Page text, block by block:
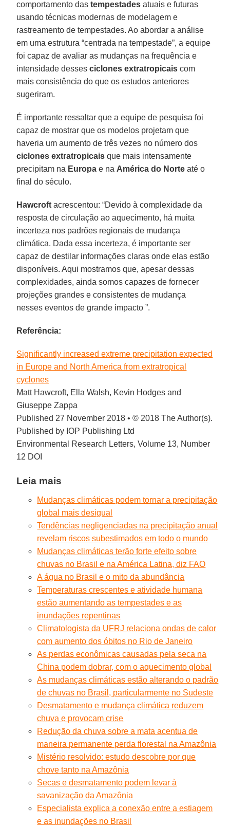
comportamento dastempestades atuais e futuras
usando técnicas modernas de modelagem e
rastreamento de tempestades. Ao abordar a análise
em uma estrutura “centrada na tempestade”, a equipe
foi capaz de avaliar as mudanças na frequência e
intensidade dessesciclones extratropicais com
mais consistência do que os estudos anteriores
sugeriram.
É importante ressaltar que a equipe de pesquisa foi
capaz de mostrar que os modelos projetam que
haveria um aumento de três vezes no número dos
ciclones extratropicais que mais intensamente
precipitam na Europa e na América do Norte até o
final do século.
Hawcroft acrescentou: “Devido à complexidade da
resposta de circulação ao aquecimento, há muita
incerteza nos padrões regionais de mudança
climática. Dada essa incerteza, é importante ser
capaz de destilar informações claras onde elas estão
disponíveis. Aqui mostramos que, apesar dessas
complexidades, ainda somos capazes de fornecer
projeções grandes e consistentes de mudança
nesses eventos de grande impacto ”.
Referência:
Significantly increased extreme precipitation expected
in Europe and North America from extratropical
cyclones
Matt Hawcroft, Ella Walsh, Kevin Hodges and
Giuseppe Zappa
Published 27 November 2018 • © 2018 The Author(s).
Published by IOP Publishing Ltd
Environmental Research Letters, Volume 13, Number
12 DOI
Leia mais
Mudanças climáticas podem tornar a precipitação
global mais desigual
Tendências negligenciadas na precipitação anual
revelam riscos subestimados em todo o mundo
Mudanças climáticas terão forte efeito sobre
chuvas no Brasil e na América Latina, diz FAO
A água no Brasil e o mito da abundância
Temperaturas crescentes e atividade humana
estão aumentando as tempestades e as
inundações repentinas
Climatologista da UFRJ relaciona ondas de calor
com aumento dos óbitos no Rio de Janeiro
As perdas econômicas causadas pela seca na
China podem dobrar, com o aquecimento global
As mudanças climáticas estão alterando o padrão
de chuvas no Brasil, particularmente no Sudeste
Desmatamento e mudança climática reduzem
chuva e provocam crise
Redução da chuva sobre a mata acentua de
maneira permanente perda florestal na Amazônia
Mistério resolvido: estudo descobre por que
chove tanto na Amazônia
Secas e desmatamento podem levar à
savanização da Amazônia
Especialista explica a conexão entre a estiagem
e as inundações no Brasil